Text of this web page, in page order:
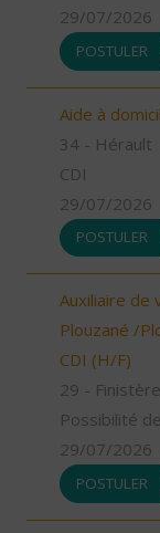
29/07/2026
POSTULER
Aide à
34 - Hérault
CDI
29/07/2026
POSTULER
Auxiliaire de
Plouzané /
CDI (H/F)
29 - Finistère
Possibilité
29/07/2026
POSTULER